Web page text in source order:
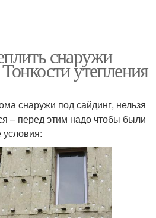
снаружи
утепления
снаружи под сайдинг, нельзя
– перед этим надо чтобы были